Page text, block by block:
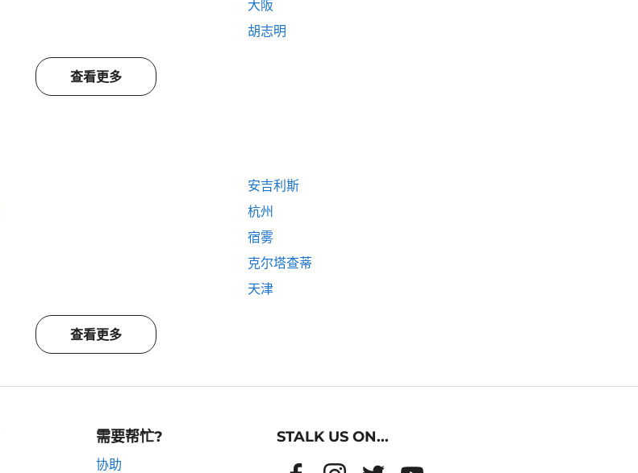
大阪
胡志明
查看更多
安吉利斯
杭州
宿雾
克尔塔查蒂
天津
查看更多
需要帮忙?
协助
STALK US ON...